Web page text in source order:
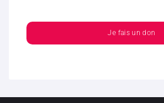
Je fais un don